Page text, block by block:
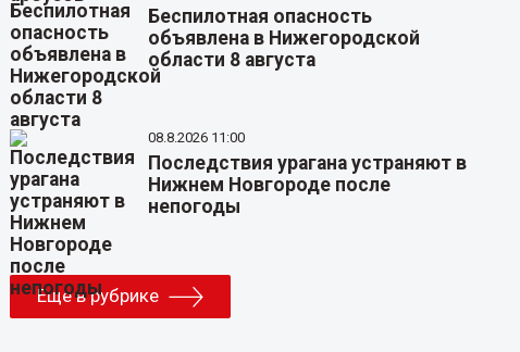
Беспилотная опасность
объявлена в Нижегородской
области 8 августа
08.8.2026 11:00
Последствия урагана устраняют в
Нижнем Новгороде после
непогоды
Еще в рубрике